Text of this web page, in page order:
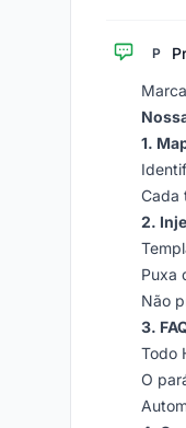
P
1.
Cada
2.
Puxa
Não
3.
Todo
O